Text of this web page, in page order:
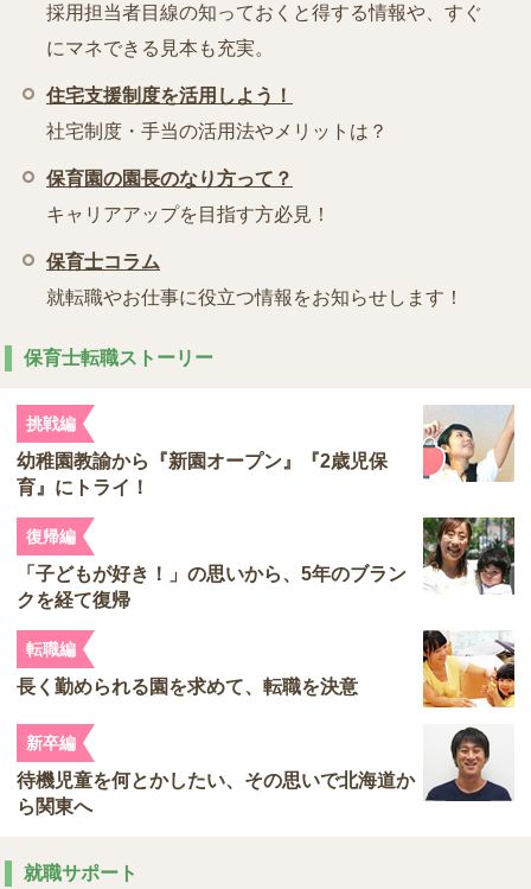
採用担当者目線の知っておくと得する情報や、すぐ
にマネできる見本も充実。
住宅支援制度を活用しよう！
社宅制度・手当の活用法やメリットは？
保育園の園長のなり方って？
キャリアアップを目指す方必見！
保育士コラム
就転職やお仕事に役立つ情報をお知らせします！
保育士転職ストーリー
挑戦編
幼稚園教諭から『新園オープン』『2歳児保
育』にトライ！
復帰編
「子どもが好き！」の思いから、5年のブラン
クを経て復帰
転職編
長く勤められる園を求めて、転職を決意
新卒編
待機児童を何とかしたい、その思いで北海道か
ら関東へ
就職サポート